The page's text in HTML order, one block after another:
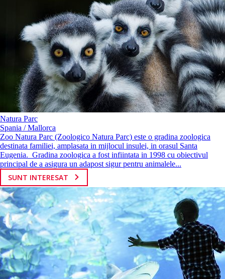
Natura Parc
Spania / Mallorca
Zoo Natura Parc (Zoologico Natura Parc) este o gradina zoologica
destinata familiei, amplasata in mijlocul insulei, in orasul Santa
Eugenia. Gradina zoologica a fost infiintata in 1998 cu obiectivul
principal de a asigura un adapost sigur pentru animalele...
SUNT INTERESAT